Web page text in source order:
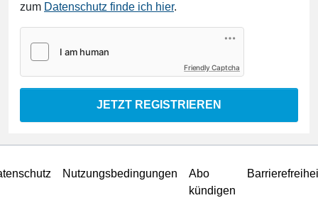
zum Datenschutz finde ich hier.
Friendly Captcha
JETZT REGISTRIEREN
Nutzungsbedingungen
Abo
kündigen